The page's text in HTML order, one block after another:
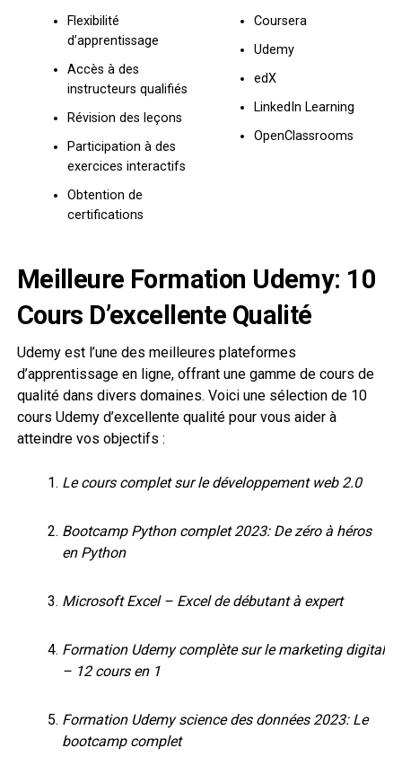
Flexibilité
d’apprentissage
Accès à des
instructeurs qualifiés
Révision des leçons
Participation à des
exercices interactifs
Obtention de
certifications
Coursera
Udemy
edX
LinkedIn Learning
OpenClassrooms
Meilleure Formation Udemy: 10
Cours D’excellente Qualité
Udemy est l’une des meilleures plateformes
d’apprentissage en ligne, offrant une gamme de cours de
qualité dans divers domaines. Voici une sélection de 10
cours Udemy d’excellente qualité pour vous aider à
atteindre vos objectifs :
Le cours complet sur le développement web 2.0
Bootcamp Python complet 2023: De zéro à héros
en Python
Microsoft Excel – Excel de débutant à expert
Formation Udemy complète sur le marketing digital
– 12 cours en 1
Formation Udemy science des données 2023: Le
bootcamp complet